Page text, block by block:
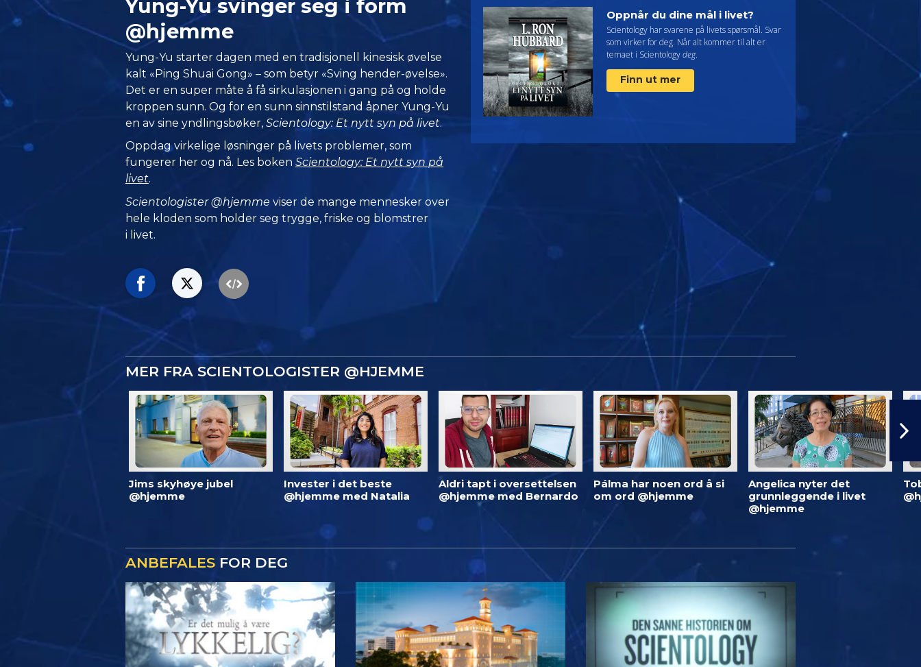
Yung-Yu svinger seg i form
@hjemme
Yung-Yu starter dagen med en tradisjonell kinesisk øvelse
kalt «Ping Shuai Gong» – som betyr «Sving hender-øvelse».
Det er en super måte å få sirkulasjonen i gang på og holde
kroppen sunn. Og for en sunn sinnstilstand åpner Yung-Yu
en av sine yndlingsbøker,Scientology: Et nytt syn på livet.
Oppdag virkelige løsninger på livets problemer, som
fungerer her og nå. Les bokenScientology: Et nytt syn på
livet.
Scientologister @hjemme viser de mange mennesker over
hele kloden som holder seg trygge, friske og blomstrer
i livet.
Oppnår du dine mål i livet?
Scientology har svarene på livets spørsmål. Svar
som virker for deg. Når alt kommer til alt er
temaet i Scientologydeg.
Finn ut mer
MER FRA SCIENTOLOGISTER @HJEMME
Jims skyhøye jubel
@hjemme
Invester i det beste
@hjemme med Natalia
Aldri tapt i oversettelsen
@hjemme med Bernardo
Pálma har noen ord å si
om ord @hjemme
Angelica nyter det
grunnleggende i livet
@hjemme
ANBEFALES FOR DEG